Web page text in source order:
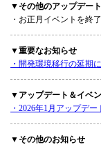
▼その他のアップデート
・お正月イベントを終了
▼重要なお知らせ
・開発環境移行の延期
▼アップデート＆イベン
・2026年1月アップデ
▼その他のお知らせ